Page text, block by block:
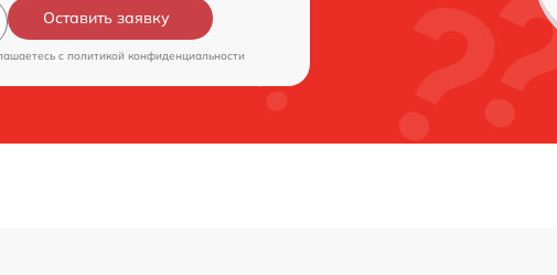
Оставить заявку
c политикой конфиденциальности